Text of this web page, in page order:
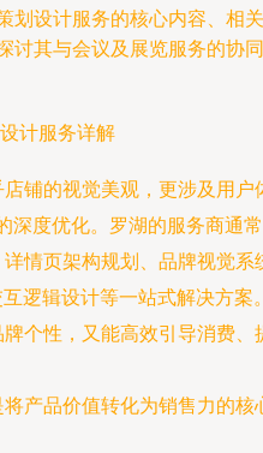
划设计服务的核心内容、相关
讨其与会议及展览服务的协同
计服务详解
店铺的视觉美观，更涉及用户
深度优化。罗湖的服务商通常
情页架构规划、品牌视觉系
互逻辑设计等一站式解决方案
个性，又能高效引导消费、
将产品价值转化为销售力的核